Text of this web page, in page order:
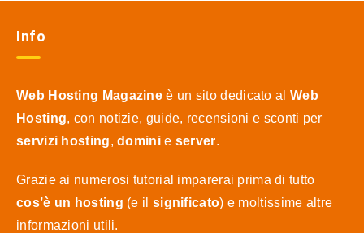
Info
Web Hosting Magazine è un sito dedicato al Web
Hosting, con notizie, guide, recensioni e sconti per
servizi hosting,dominie server.
Grazie ai numerosi tutorial imparerai prima di tutto
cos’è un hosting (e il significato) e moltissime altre
informazioni utili.